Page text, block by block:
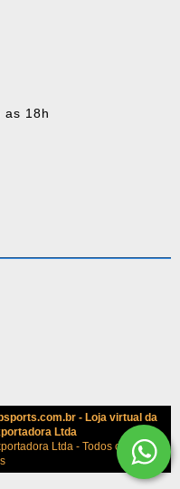
as 18h
- Loja virtual da
Ltda
Ltda - Todos os direitos